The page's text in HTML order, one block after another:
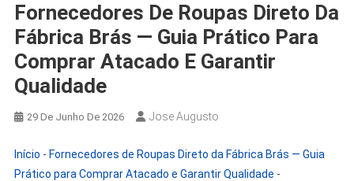
Fornecedores De Roupas Direto Da
Fábrica Brás — Guia Prático Para
Comprar Atacado E Garantir
Qualidade
29 De Junho De 2026 Jose Augusto
Início - Fornecedores de Roupas Direto da Fábrica Brás — Guia
Prático para Comprar Atacado e Garantir Qualidade -